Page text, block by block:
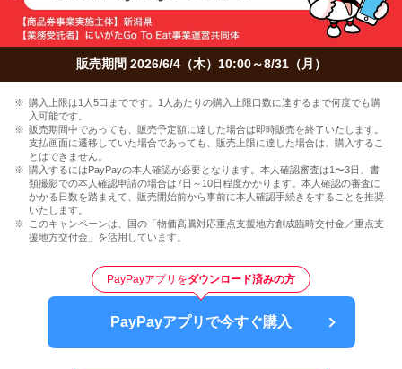
販売期間 2026/6/4（木）10:00～8/31（月）
購入上限は1人5口までです。1人あたりの購入上限口数に達するまで何度でも購
入可能です。
販売期間中であっても、販売予定額に達した場合は即時販売を終了いたします。
支払画面に遷移していた場合であっても、販売上限に達した場合は、購入するこ
とはできません。
購入するにはPayPayの本人確認が必要となります。本人確認審査は1〜3日、書
類撮影での本人確認申請の場合は7日～10日程度かかります。本人確認の審査に
かかる日数を踏まえて、販売開始前から事前に本人確認手続きをすることを推奨
いたします。
このキャンペーンは、国の「物価高騰対応重点支援地方創成臨時交付金／重点支
援地方交付金」を活用しています。
PayPayアプリをダウンロード済みの方
PayPayアプリで今すぐ購入